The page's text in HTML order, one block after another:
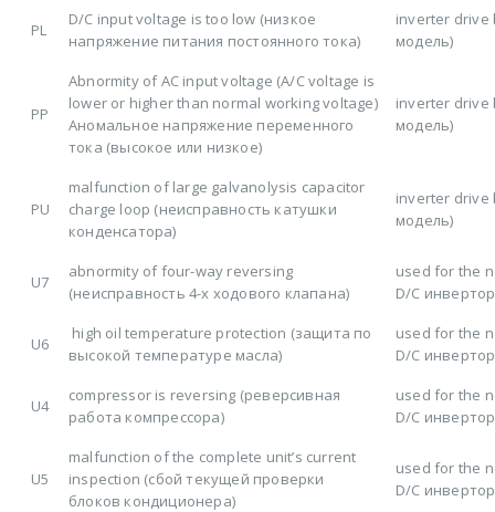
PL
D/C input voltage is too low (низкое
напряжение питания постоянного тока)
inverter drive
модель)
PP
Abnormity of AC input voltage (A/C voltage is
lower or higher than normal working voltage)
Аномальное напряжение переменного
тока (высокое или низкое)
inverter drive
модель)
PU
malfunction of large galvanolysis capacitor
charge loop (неисправность катушки
конденсатора)
inverter drive
модель)
U7
abnormity of four-way reversing
(неисправность 4-х ходового клапана)
used for the
D/C
U6
high oil temperature protection (защита по
высокой температуре масла)
used for the
D/C
U4
compressor is reversing (реверсивная
работа компрессора)
used for the
D/C
U5
malfunction of the complete unit’s current
inspection (сбой текущей проверки
блоков кондиционера)
used for the
D/C